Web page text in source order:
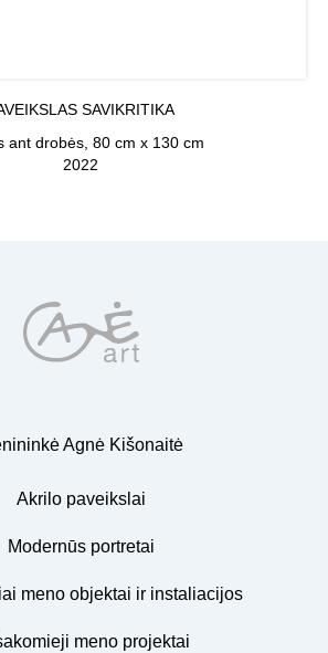
SAVIKRITIKA
ant drobės, 80 cm x 130 cm
2022
Agnė Kišonaitė
Akrilo paveikslai
Modernūs portretai
meno objektai ir instaliacijos
meno projektai